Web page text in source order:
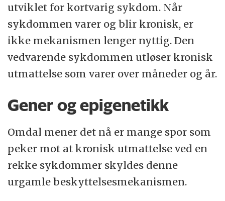
utviklet for kortvarig sykdom. Når
sykdommen varer og blir kronisk, er
ikke mekanismen lenger nyttig. Den
vedvarende sykdommen utløser kronisk
utmattelse som varer over måneder og år.
Gener og epigenetikk
Omdal mener det nå er mange spor som
peker mot at kronisk utmattelse ved en
rekke sykdommer skyldes denne
urgamle beskyttelsesmekanismen.